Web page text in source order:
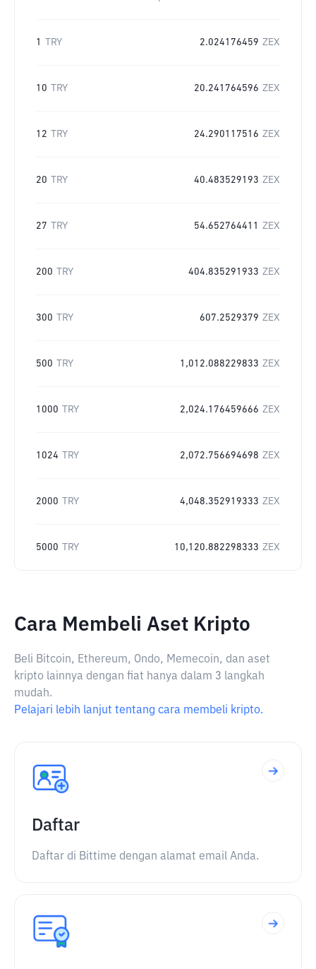
1 TRY 2.024176459 ZEX
10 TRY 20.241764596 ZEX
12 TRY 24.290117516 ZEX
20 TRY 40.483529193 ZEX
27 TRY 54.652764411 ZEX
200 TRY 404.835291933 ZEX
300 TRY 607.2529379 ZEX
500 TRY 1,012.088229833 ZEX
1000 TRY 2,024.176459666 ZEX
1024 TRY 2,072.756694698 ZEX
2000 TRY 4,048.352919333 ZEX
5000 TRY 10,120.882298333 ZEX
Cara Membeli Aset Kripto
Beli Bitcoin, Ethereum, Ondo, Memecoin, dan aset
kripto lainnya dengan fiat hanya dalam 3 langkah
mudah.
Pelajari lebih lanjut tentang cara membeli kripto.
Daftar
Daftar di Bittime dengan alamat email Anda.